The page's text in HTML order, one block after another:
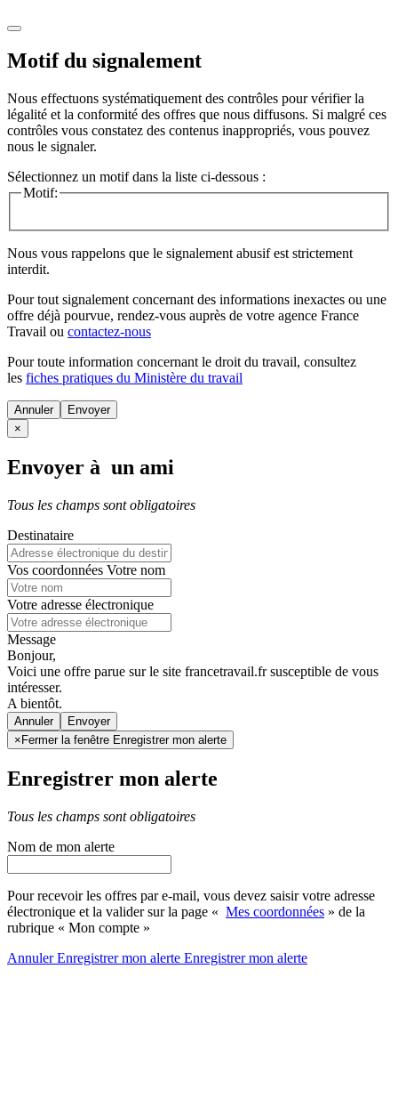
Motif du signalement
Nous effectuons systématiquement des contrôles pour vérifier la
légalité et la conformité des offres que nous diffusons. Si malgré ces
contrôles vous constatez des contenus inappropriés, vous pouvez
nous le signaler.
Sélectionnez un motif dans la liste ci-dessous :
Motif:
Nous vous rappelons que le signalement abusif est strictement
interdit.
Pour tout signalement concernant des informations inexactes ou une
offre déjà pourvue, rendez-vous auprès de votre agence France
Travail ou contactez-nous
Pour toute information concernant le droit du travail, consultez
les fiches pratiques du Ministère du travail
Annuler
×
Envoyer à un ami
Tous les champs sont obligatoires
Destinataire
Vos coordonnées Votre nom
Votre adresse électronique
Message
Bonjour,
Voici une offre parue sur le site francetravail.fr susceptible de vous
intéresser.
A bientôt.
Annuler
× Fermer la fenêtre Enregistrer mon alerte
Enregistrer mon alerte
Tous les champs sont obligatoires
Nom de mon alerte
Pour recevoir les offres par e-mail, vous devez saisir votre adresse
électronique et la valider sur la page « Mes coordonnées » de la
rubrique « Mon compte »
AnnulerEnregistrer mon alerte Enregistrermon alerte